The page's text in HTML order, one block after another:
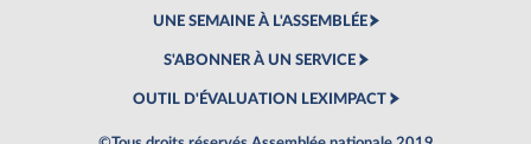
UNE SEMAINE À L'ASSEMBLÉE
S'ABONNER À UN SERVICE
OUTIL D'ÉVALUATION LEXIMPACT